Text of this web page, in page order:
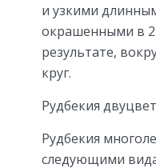
и узкими
окрашенными в 2
результате,
круг.
Рудбекия
Рудбекия
следующими